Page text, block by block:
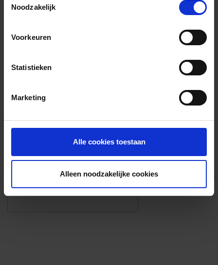
Noodzakelijk
Voorkeuren
Statistieken
Marketing
Alle cookies toestaan
Alleen noodzakelijke cookies
Algemene informatie
Foto’s ({{photos.length}})
Eigen foto’s